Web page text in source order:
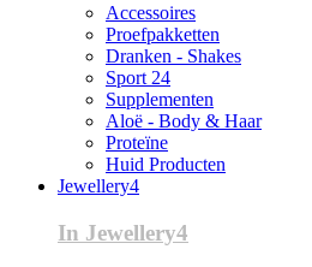
Accessoires
Proefpakketten
Dranken - Shakes
Sport 24
Supplementen
Aloë - Body & Haar
Proteïne
Huid Producten
Jewellery4
In Jewellery4